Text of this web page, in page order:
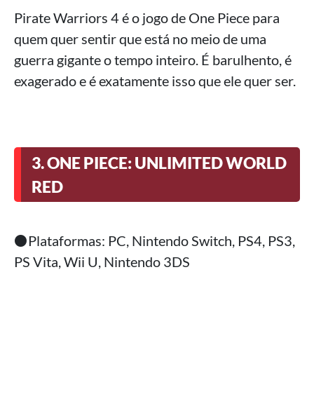
Pirate Warriors 4 é o jogo de One Piece para
quem quer sentir que está no meio de uma
guerra gigante o tempo inteiro. É barulhento, é
exagerado e é exatamente isso que ele quer ser.
3. ONE PIECE: UNLIMITED WORLD
RED
⚫Plataformas: PC, Nintendo Switch, PS4, PS3,
PS Vita, Wii U, Nintendo 3DS